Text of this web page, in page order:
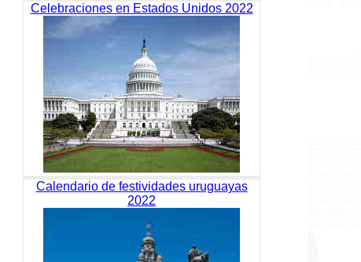
Celebraciones en Estados Unidos 2022
Calendario de festividades uruguayas
2022